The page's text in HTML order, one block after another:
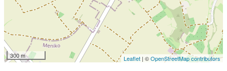
300 m Leaflet | ©OpenStreetMap contributors